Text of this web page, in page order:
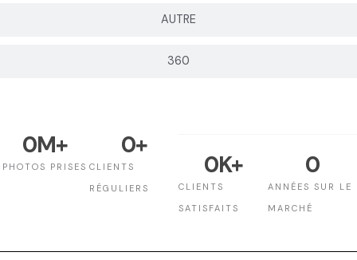
AUTRE
360
PHOTOS PRISES
0M+
CLIENTS
RÉGULIERS
0+
CLIENTS
SATISFAITS
0K+
ANNÉES SUR LE
MARCHÉ
0